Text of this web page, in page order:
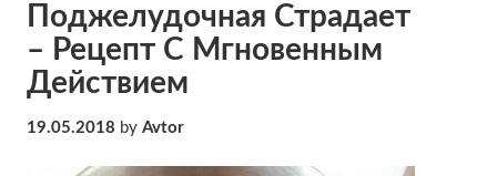
Поджелудочная Страдает
– Рецепт С Мгновенным
Действием
19.05.2018 by Avtor